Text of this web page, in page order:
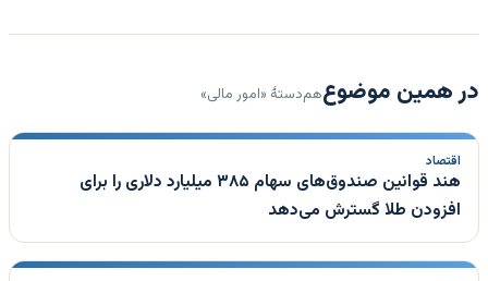
در همین موضوعهم‌دستهٔ «امور مالی»
اقتصاد
هند قوانین صندوق‌های سهام ۳۸۵ میلیارد دلاری را برای
افزودن طلا گسترش می‌دهد